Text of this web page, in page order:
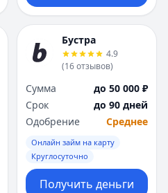
Бустра
4.9
(16отзывов)
Сумма
до 50 000 ₽
Срок
до 90 дней
Одобрение
Среднее
Онлайн займ на карту
Круглосуточно
Получить деньги